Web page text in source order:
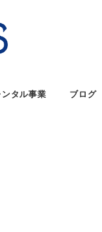
タル事業 ブログ